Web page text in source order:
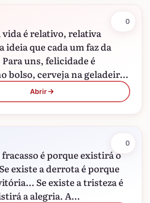
vida é relativo, relativa
ideia que cada um faz da
uns, felicidade é
bolso, cerveja na geladeira,
Abrir
0
fracasso é porque existirá o
existe a derrota é porque
Se existe a tristeza é
a alegria. A…
0